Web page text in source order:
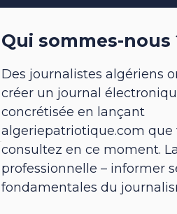
Qui sommes-nous
Des journalistes algériens
créer un journal
concrétisée en lançant
algeriepatriotique.com que
consultez en ce moment.
professionnelle – informer
fondamentales du